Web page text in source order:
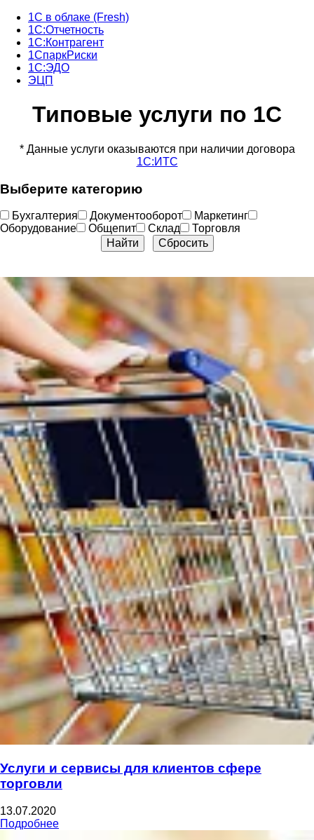
1С в облаке (Fresh)
1С:Отчетность
1С:Контрагент
1СпаркРиски
1С:ЭДО
ЭЦП
Типовые услуги по 1С
* Данные услуги оказываются при наличии договора
1С:ИТС
Выберите категорию
Бухгалтерия Документооборот
Маркетинг
Оборудование
Общепит Склад
Торговля
Найти
Сбросить
Услуги и сервисы для клиентов сфере
торговли
13.07.2020
Подробнее